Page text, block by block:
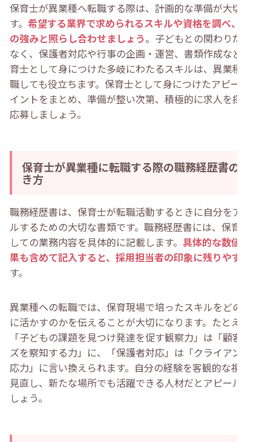
保育士が異業種へ転職する際は、計画的な準備が大切で
す。 希望する業界で求められるスキルや資格を調べ、自身
の強みと照らし合わせましょう。子どもとの関わりだけで
なく、保護者対応や行事の企画・運営、書類作成など、保
育士として身につけた多岐にわたるスキルは、異業種に転
職しても役立ちます。保育士として身につけたアピールポ
イントをまとめ、準備が整い次第、積極的に求人を探して
応募しましょう。
保育士が異業種に転職する際の職務経歴書の書
き方
職務経歴書は、保育士が転職活動するときに自分をアピー
ルするための大切な書類です。職務経歴書には、保育士と
しての業務内容を具体的に記載します。 具体的な数値や結
果も含めて記入すると、採用担当者の印象に残りやすい
す。
異業種への転職では、保育現場で培ったスキルをどのよう
に活かすのかを伝えることが大切になります。たとえば、
「子どもの課題を見つけ発達を促す観察力」は「顧客ニー
ズを察知する力」に、「保護者対応」は「クライアント対
応力」に言い換えられます。自分の経験を客観的な視点で
見直し、新たな場所でも活躍できる人材だとアピールしま
しょう。